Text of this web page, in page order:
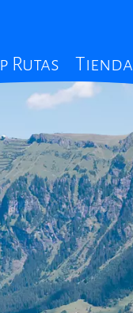
Rutas Tienda